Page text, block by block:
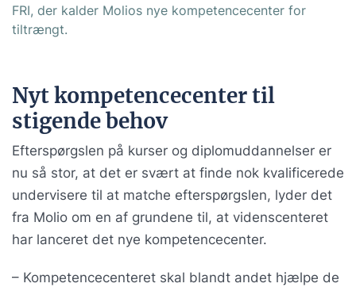
FRI, der kalder Molios nye kompetencecenter for
tiltrængt.
Nyt kompetencecenter til
stigende behov
Efterspørgslen på kurser og diplomuddannelser er
nu så stor, at det er svært at finde nok kvalificerede
undervisere til at matche efterspørgslen, lyder det
fra Molio om en af grundene til, at videnscenteret
har lanceret det nye kompetencecenter.
– Kompetencecenteret skal blandt andet hjælpe de